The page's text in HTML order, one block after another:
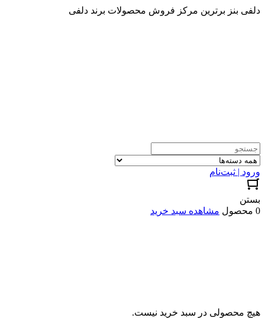
دلفی بنز برترین مرکز فروش محصولات برند دلفی
ورود | ثبت‌نام
بستن
0 محصول
مشاهده سبد خرید
هیچ محصولی در سبد خرید نیست.